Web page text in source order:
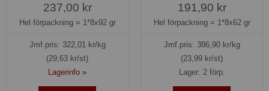
237,00 kr
Hel förpackning = 1*8x92 gr
Jmf.pris: 322,01 kr/kg
(29,63 kr/st)
Lagerinfo »
191,90 kr
Hel förpackning = 1*8x62 gr
Jmf.pris: 386,90kr/kg
(23,99 kr/st)
Lager: 2 förp.